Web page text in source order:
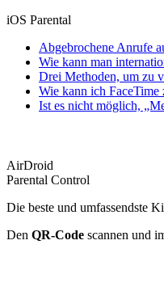
iOS Parental
Abgebrochene Anrufe
Wie kann man
Drei Methoden, um zu
Wie kann ich
Ist es nicht möglich,
AirDroid
Parental Control
Die beste und umfassendste
Den QR-Code scannen und